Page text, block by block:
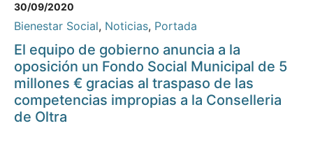
30/09/2020
Bienestar Social, Noticias, Portada
El equipo de gobierno anuncia a la
oposición un Fondo Social Municipal de 5
millones € gracias al traspaso de las
competencias impropias a la Conselleria
de Oltra